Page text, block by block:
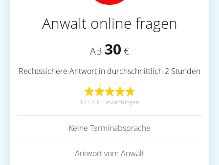
Anwalt online fragen
AB 30 €
Rechtssichere Antwort in durchschnittlich 2 Stunden
123.830 Bewertungen
Keine Terminabsprache
Antwort vom Anwalt